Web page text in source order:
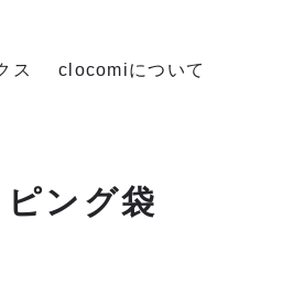
ス clocomiについて
ング袋